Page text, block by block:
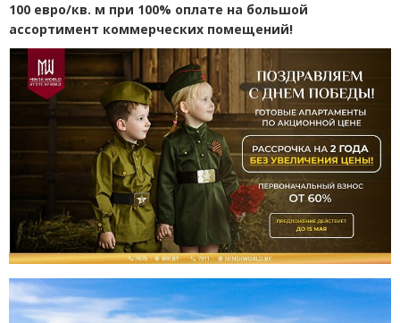
100 евро/кв. м при 100% оплате на большой
ассортимент коммерческих помещений!